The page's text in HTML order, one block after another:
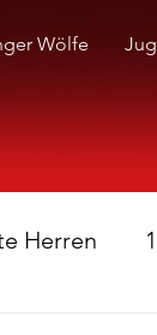
Wölfe
Herren